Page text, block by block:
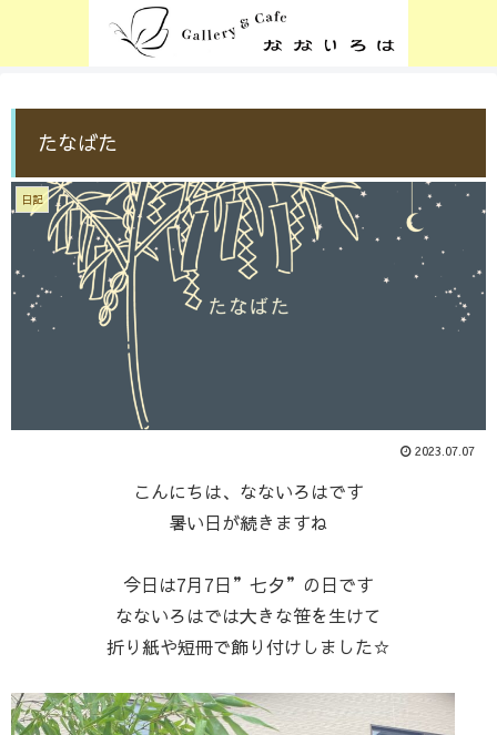
たなばた
日記
2023.07.07
こんにちは、なないろはです
暑い日が続きますね
今日は7月7日”七夕”の日です
なないろはでは大きな笹を生けて
折り紙や短冊で飾り付けしました☆